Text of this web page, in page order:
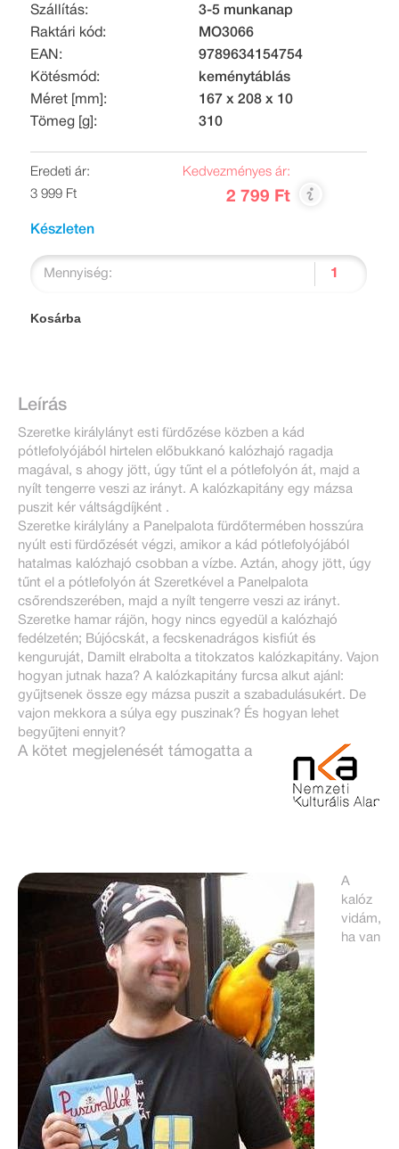
Szállítás:
3-5 munkanap
Raktári kód:
MO3066
EAN:
9789634154754
Kötésmód:
keménytáblás
Méret [mm]:
167 x 208 x 10
Tömeg [g]:
310
Eredeti ár:
3 999 Ft
Kedvezményes ár:
2 799 Ft
Készleten
Mennyiség:
Kosárba
Leírás
Szeretke királylányt esti fürdőzése közben a kád
pótlefolyójából hirtelen előbukkanó kalózhajó ragadja
magával, s ahogy jött, úgy tűnt el a pótlefolyón át, majd a
nyílt tengerre veszi az irányt. A kalózkapitány egy mázsa
puszit kér váltságdíjként .
Szeretke királylány a Panelpalota fürdőtermében hosszúra
nyúlt esti fürdőzését végzi, amikor a kád pótlefolyójából
hatalmas kalózhajó csobban a vízbe. Aztán, ahogy jött, úgy
tűnt el a pótlefolyón át Szeretkével a Panelpalota
csőrendszerében, majd a nyílt tengerre veszi az irányt.
Szeretke hamar rájön, hogy nincs egyedül a kalózhajó
fedélzetén; Bújócskát, a fecskenadrágos kisfiút és
kenguruját, Damilt elrabolta a titokzatos kalózkapitány. Vajon
hogyan jutnak haza? A kalózkapitány furcsa alkut ajánl:
gyűjtsenek össze egy mázsa puszit a szabadulásukért. De
vajon mekkora a súlya egy puszinak? És hogyan lehet
begyűjteni ennyit?
A kötet megjelenését támogatta a
A
kalóz
vidám,
ha van